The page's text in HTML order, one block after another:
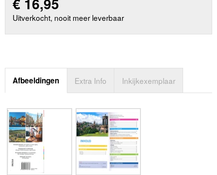
Uitverkocht, nooit meer leverbaar
Afbeeldingen Extra Info Inkijkexemplaar